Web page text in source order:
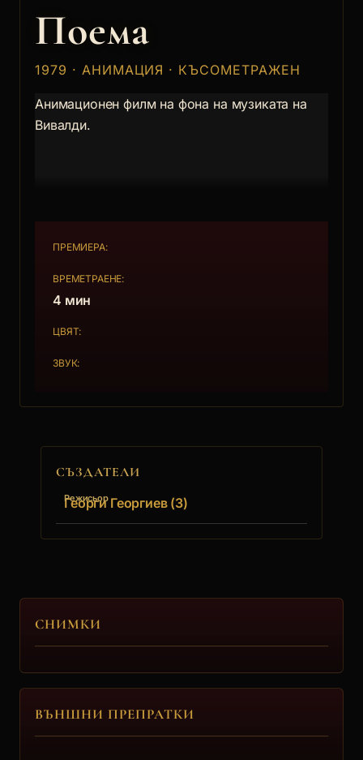
Поема
1979 · АНИМАЦИЯ · КЪСОМЕТРАЖЕН
Анимационен филм на фона на музиката на
Вивалди.
ПРЕМИЕРА:
ВРЕМЕТРАЕНЕ:
4 мин
ЦВЯТ:
ЗВУК:
СЪЗДАТЕЛИ
Режисьор
Георги Георгиев (3)
СНИМКИ
ВЪНШНИ ПРЕПРАТКИ